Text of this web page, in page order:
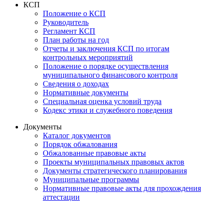
КСП
Положение о КСП
Руководитель
Регламент КСП
План работы на год
Отчеты и заключения КСП по итогам
контрольных мероприятий
Положение о порядке осуществления
муниципального финансового контроля
Сведения о доходах
Нормативные документы
Специальная оценка условий труда
Кодекс этики и служебного поведения
Документы
Каталог документов
Порядок обжалования
Обжалованные правовые акты
Проекты муниципальных правовых актов
Документы стратегического планирования
Муниципальные программы
Нормативные правовые акты для прохождения
аттестации